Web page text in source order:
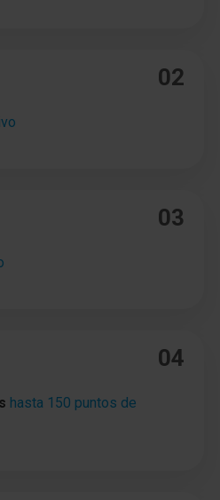
02
03
04
hasta 150 puntos de